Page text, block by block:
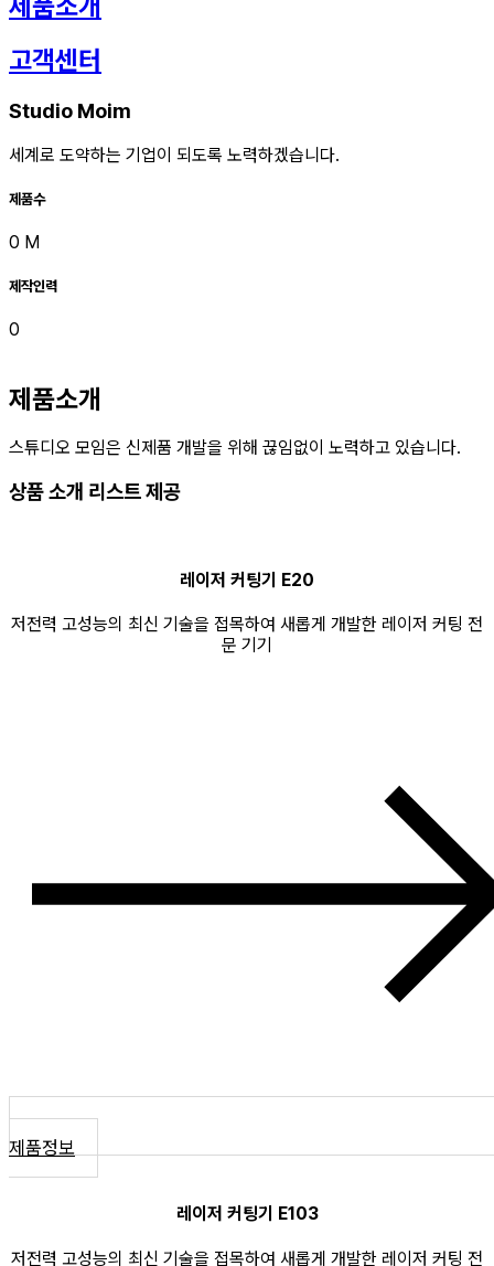
고객센터
Studio Moim
세계로 도약하는 기업이 되도록 노력하겠습니다.
제품수
0 M
제작인력
0
제품소개
스튜디오 모임은 신제품 개발을 위해 끊임없이 노력하고 있습니다.
상품 소개 리스트 제공
레이저 커팅기 E20
저전력 고성능의 최신 기술을 접목하여 새롭게 개발한 레이저 커팅 전
문 기기
제품정보
레이저 커팅기 E103
저전력 고성능의 최신 기술을 접목하여 새롭게 개발한 레이저 커팅 전